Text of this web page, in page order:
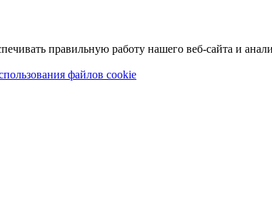
правильную работу нашего веб-сайта и
файлов cookie